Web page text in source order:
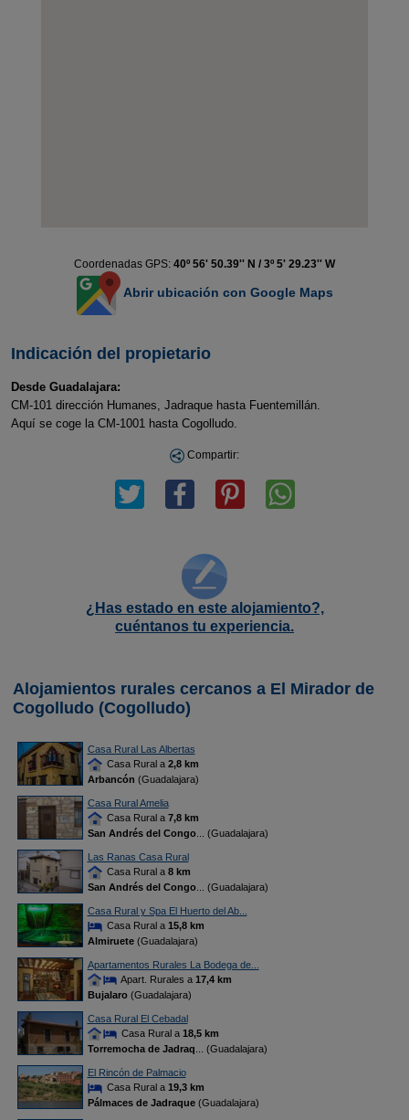
Coordenadas GPS: 40º 56' 50.39'' N / 3º 5' 29.23'' W
Abrir ubicación con Google Maps
Indicación del propietario
Desde Guadalajara:
CM-101 dirección Humanes, Jadraque hasta Fuentemillán.
Aquí se coge la CM-1001 hasta Cogolludo.
Compartir:
¿Has estado en este alojamiento?,
cuéntanos tu experiencia.
Alojamientos rurales cercanos a El Mirador de
Cogolludo (Cogolludo)
Casa Rural Las Albertas
Casa Rural a 2,8 km
Arbancón (Guadalajara)
Casa Rural Amelia
Casa Rural a 7,8 km
San Andrés del Congo... (Guadalajara)
Las Ranas Casa Rural
Casa Rural a 8 km
San Andrés del Congo... (Guadalajara)
Casa Rural y Spa El Huerto del Ab...
Casa Rural a 15,8 km
Almiruete(Guadalajara)
Apartamentos Rurales La Bodega de...
Apart. Rurales a 17,4 km
Bujalaro(Guadalajara)
Casa Rural El Cebadal
Casa Rural a 18,5 km
Torremocha de Jadraq ... (Guadalajara)
El Rincón de Palmacio
Casa Rural a 19,3 km
Pálmaces de Jadraque(Guadalajara)